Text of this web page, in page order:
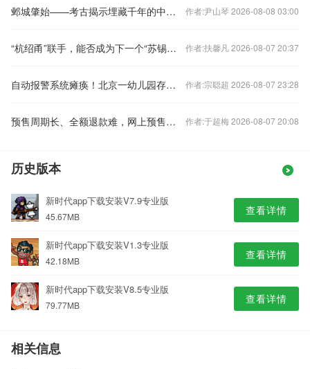
邺城肇始——考古揭示埋藏千年的中国都城秘密 作者:尹山琴 2026-08-08 03:00
“杭绍甬”联手，能否成为下一个“苏锡常”？ 作者:扶馨凡 2026-08-07 20:37
自动报警系统瘫痪！北京一幼儿园存重大火灾隐患 作者:宗聪超 2026-08-07 23:28
预售周期长、全额退款难，网上预售票套路埋得深 作者:于超梅 2026-08-07 20:08
历史版本
新时代app下载安装V7.9专业版
45.67MB 查看详情
新时代app下载安装V1.3专业版
42.18MB 查看详情
新时代app下载安装V8.5专业版
79.77MB 查看详情
相关信息